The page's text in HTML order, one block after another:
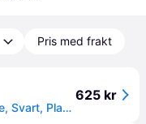
Pris med frakt
Utomhusbelysning Paulmann, Ryse, Svart, Plast, Modern
625 kr